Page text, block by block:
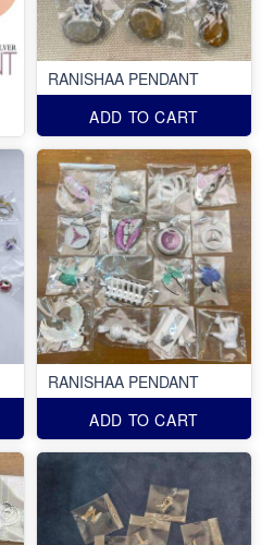
RANISHAA PENDANT
ADD TO CART
RANISHAA PENDANT
ADD TO CART